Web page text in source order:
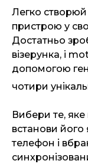
Легко
пристрою у
Достатньо
візерунка, і
допомогою
чотири
Вибери те, яке
встанови
телефон і